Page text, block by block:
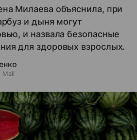
Милаева объяснила, при
и дыня могут
и назвала безопасные
для здоровых взрослых.
Mail